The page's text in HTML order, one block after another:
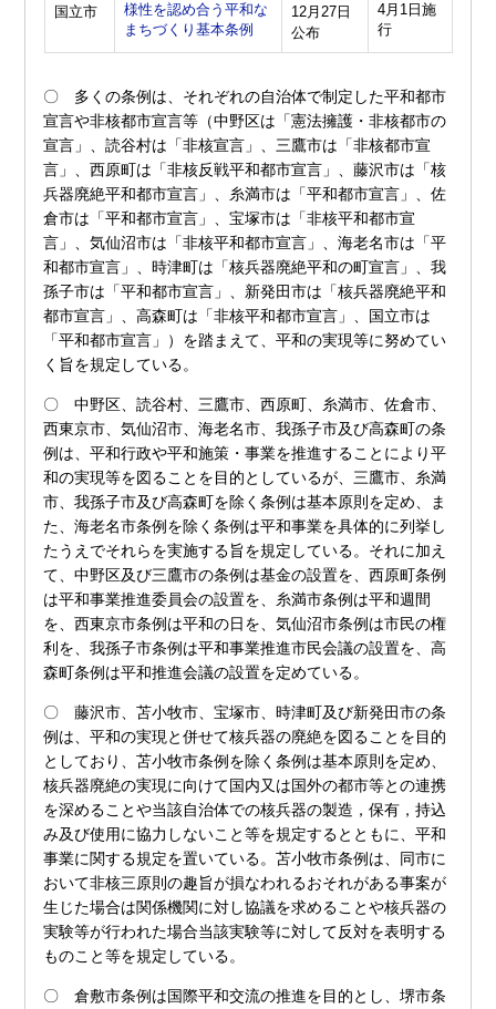
国立市
様性を認め合う平和な
まちづくり基本条例
12月27日
公布
4月1日施
行
〇 多くの条例は、それぞれの自治体で制定した平和都市
宣言や非核都市宣言等（中野区は「憲法擁護・非核都市の
宣言」、読谷村は「非核宣言」、三鷹市は「非核都市宣
言」、西原町は「非核反戦平和都市宣言」、藤沢市は「核
兵器廃絶平和都市宣言」、糸満市は「平和都市宣言」、佐
倉市は「平和都市宣言」、宝塚市は「非核平和都市宣
言」、気仙沼市は「非核平和都市宣言」、海老名市は「平
和都市宣言」、時津町は「核兵器廃絶平和の町宣言」、我
孫子市は「平和都市宣言」、新発田市は「核兵器廃絶平和
都市宣言」、高森町は「非核平和都市宣言」、国立市は
「平和都市宣言」）を踏まえて、平和の実現等に努めてい
く旨を規定している。
〇 中野区、読谷村、三鷹市、西原町、糸満市、佐倉市、
西東京市、気仙沼市、海老名市、我孫子市及び高森町の条
例は、平和行政や平和施策・事業を推進することにより平
和の実現等を図ることを目的としているが、三鷹市、糸満
市、我孫子市及び高森町を除く条例は基本原則を定め、ま
た、海老名市条例を除く条例は平和事業を具体的に列挙し
たうえでそれらを実施する旨を規定している。それに加え
て、中野区及び三鷹市の条例は基金の設置を、西原町条例
は平和事業推進委員会の設置を、糸満市条例は平和週間
を、西東京市条例は平和の日を、気仙沼市条例は市民の権
利を、我孫子市条例は平和事業推進市民会議の設置を、高
森町条例は平和推進会議の設置を定めている。
〇 藤沢市、苫小牧市、宝塚市、時津町及び新発田市の条
例は、平和の実現と併せて核兵器の廃絶を図ることを目的
としており、苫小牧市条例を除く条例は基本原則を定め、
核兵器廃絶の実現に向けて国内又は国外の都市等との連携
を深めることや当該自治体での核兵器の製造，保有，持込
み及び使用に協力しないこと等を規定するとともに、平和
事業に関する規定を置いている。苫小牧市条例は、同市に
おいて非核三原則の趣旨が損なわれるおそれがある事案が
生じた場合は関係機関に対し協議を求めることや核兵器の
実験等が行われた場合当該実験等に対して反対を表明する
ものこと等を規定している。
〇 倉敷市条例は国際平和交流の推進を目的とし、堺市条